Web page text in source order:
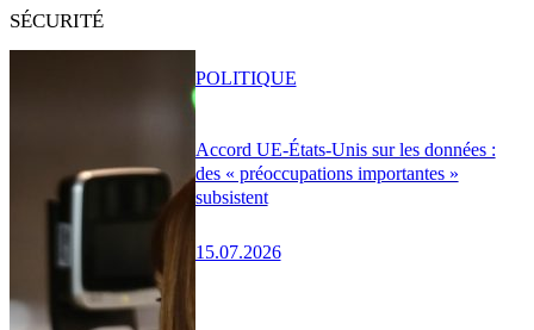
SÉCURITÉ
Accord UE-États-Unis sur les données :
des « préoccupations importantes »
subsistent
15.07.2026
POLITIQUE